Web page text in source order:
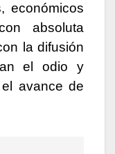
económicos
absoluta
la difusión
el odio y
avance de